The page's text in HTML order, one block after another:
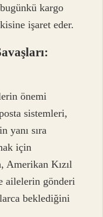
kargo
işaret eder.
önemi
sistemleri,
yanı sıra
için
Amerikan Kızıl
ailelerin gönderi
beklediğini